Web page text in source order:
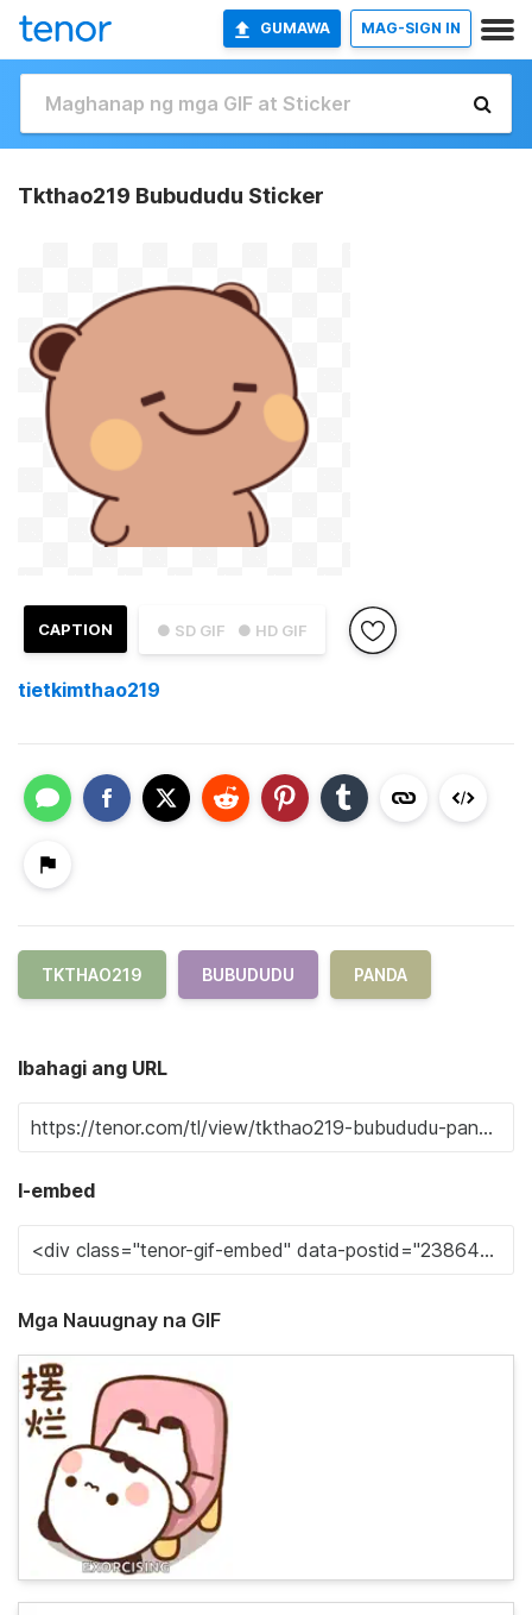
GUMAWA MAG-SIGN IN
Tkthao219 Bubududu Sticker
● SD GIF ● HD GIF
CAPTION
tietkimthao219
TKTHAO219 BUBUDUDU PANDA
Ibahagi ang URL
I-embed
Mga Nauugnay na GIF